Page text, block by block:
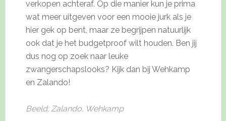
verkopen achteraf. Op die manier kun je prima
wat meer uitgeven voor een mooie jurk als je
hier gek op bent, maar ze begrijpen natuurlijk
ook dat je het budgetproof wilt houden. Ben jij
dus nog op zoek naar leuke
zwangerschapslooks? Kijk dan bij Wehkamp
en Zalando!
Beeld: Zalando, Wehkamp